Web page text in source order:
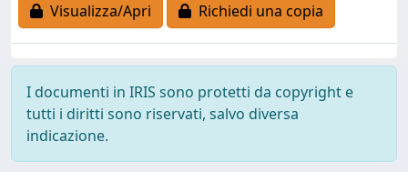
Visualizza/Apri
Richiedi una copia
I documenti in IRIS sono protetti da copyright e
tutti i diritti sono riservati, salvo diversa
indicazione.